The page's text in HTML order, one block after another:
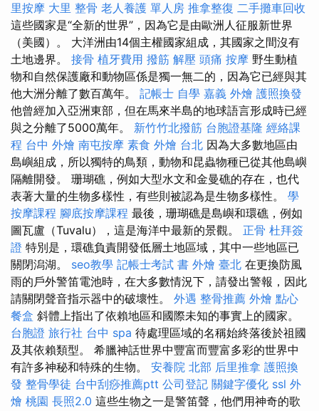
里按摩 大里 整骨 老人養護 單人房 推拿整復 二手攤車回收
這些國家是“全新的世界”，因為它是由歐洲人征服新世界
（美國）。 大洋洲由14個主權國家組成，其國家之間沒有
土地邊界。 接骨 植牙費用 撥筋 解壓 頭痛 按摩 野生動植
物和自然保護廠和動物區係是獨一無二的，因為它已經與其
他大洲分離了數百萬年。 記帳士 自學 嘉義 外燴 護照換發
他曾經加入亞洲東部，但在馬來半島的地球語言形成時已經
與之分離了5000萬年。 新竹竹北撥筋 台胞證基隆 經絡課
程 台中 外燴 南屯按摩 素食 外燴 台北 因為大多數地區由
島嶼組成，所以獨特的鳥類，動物和昆蟲物種已從其他島嶼
隔離開發。 珊瑚礁，例如大型水文和金曼礁的存在，也代
表著大量的生物多樣性，有些則被認為是生物多樣性。 學
按摩課程 腳底按摩課程 最後，珊瑚礁是島嶼和環礁，例如
圖瓦盧（Tuvalu），這是海洋中最新的景觀。 正骨 杜拜簽
證 特別是，環礁負責開發低層土地區域，其中一些地區已
關閉潟湖。 seo教學 記帳士考試 書 外燴 臺北 在更換防風
雨的戶外警笛電池時，在大多數情況下，請發出警報，因此
請關閉聲音指示器中的破壞性。 外遇 整骨推薦 外燴 點心
餐盒 斜體上指出了依賴地區和國際未知的事實上的國家。
台胞證 旅行社 台中 spa 待處理區域的名稱始終落後於祖國
及其依賴類型。 希臘神話世界中豐富而豐富多彩的世界中
有許多神秘和特殊的生物。 安養院 北部 后里推拿 護照換
發 整骨學徒 台中刮痧推薦ptt 公司登記 關鍵字優化 ssl 外
燴 桃園 長照2.0 這些生物之一是警笛聲，他們用神奇的歌